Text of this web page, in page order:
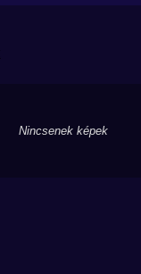
Nincsenek képek